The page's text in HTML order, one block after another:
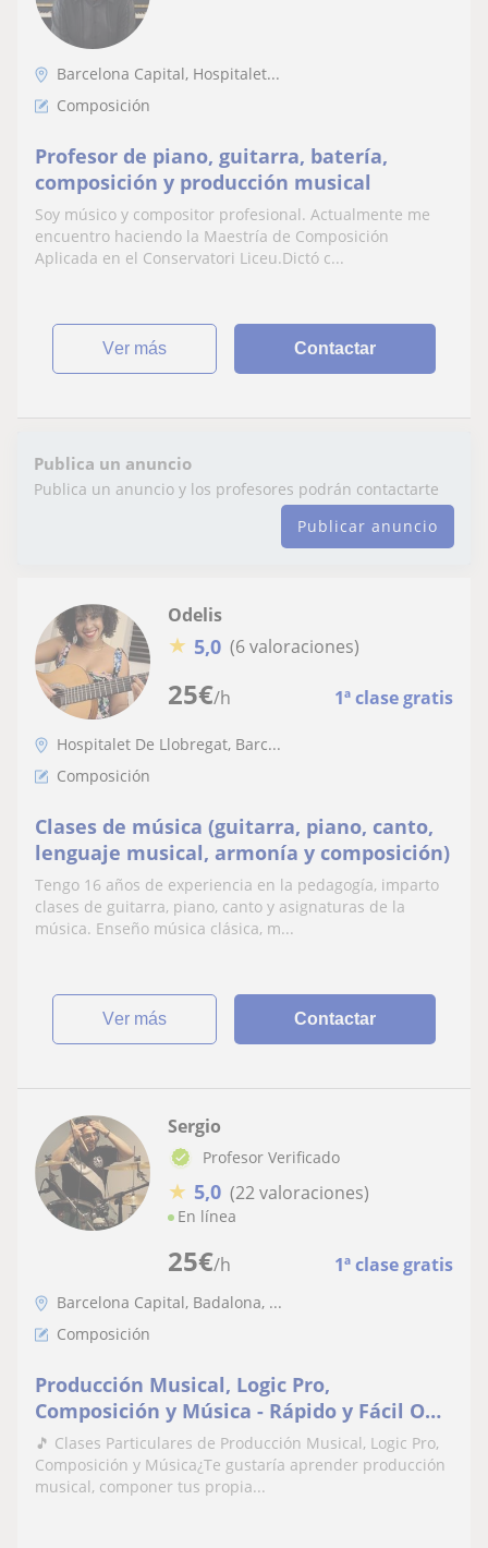
Barcelona Capital, Hospitalet...
Composición
Profesor de piano, guitarra, batería,
composición y producción musical
Soy músico y compositor profesional. Actualmente me
encuentro haciendo la Maestría de Composición
Aplicada en el Conservatori Liceu.Dictó c...
ver más Contactar
Publica un anuncio
Publica un anuncio y los profesores podrán contactarte
Publicar anuncio
25€/h 1ª clase gratis
Odelis
★ 5,0 (6 valoraciones)
Hospitalet De Llobregat, Barc...
Composición
Clases de música (guitarra, piano, canto,
lenguaje musical, armonía y composición)
Tengo 16 años de experiencia en la pedagogía, imparto
clases de guitarra, piano, canto y asignaturas de la
música. Enseño música clásica, m...
ver más Contactar
25€/h 1ª clase gratis
Sergio
Profesor Verificado
★ 5,0 (22 valoraciones)
En línea
Barcelona Capital, Badalona, ...
Composición
Producción Musical, Logic Pro,
Composición y Música - Rápido y Fácil ON-
LINE
🎵 Clases Particulares de Producción Musical, Logic Pro,
Composición y Música¿Te gustaría aprender producción
musical, componer tus propia...